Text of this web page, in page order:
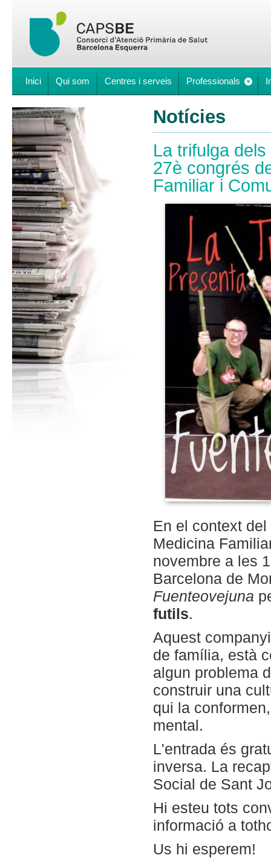
Inici Qui som Centres i serveis Professionals
Notícies
La trifulga
27è congrés
Familiar i
En el context
Medicina
novembre a les
Barcelona de
Fuenteovejuna
futils.
Aquest
de família, està
algun problema
construir una
qui la
mental.
L'entrada és
inversa. La
Social de Sant
Hi esteu tots
informació a
Us hi esperem!